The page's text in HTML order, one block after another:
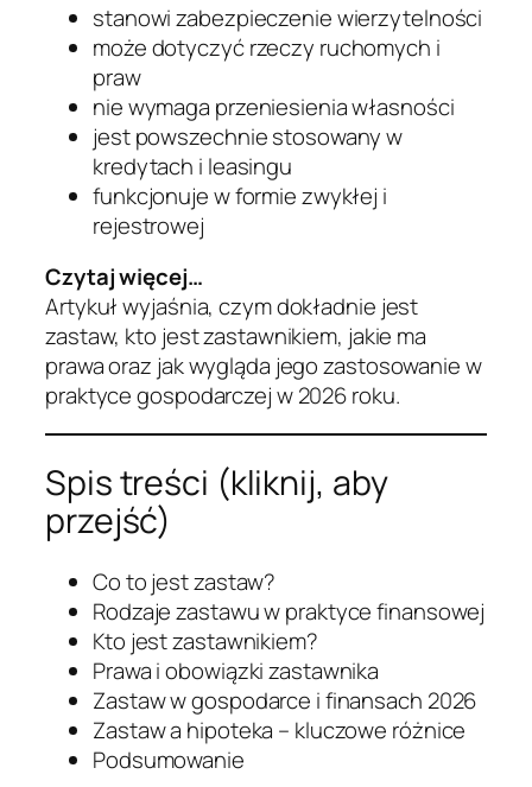
stanowi zabezpieczenie wierzytelności
może dotyczyć rzeczy ruchomych i
praw
nie wymaga przeniesienia własności
jest powszechnie stosowany w
kredytach i leasingu
funkcjonuje w formie zwykłej i
rejestrowej
Czytaj więcej…
Artykuł wyjaśnia, czym dokładnie jest
zastaw, kto jest zastawnikiem, jakie ma
prawa oraz jak wygląda jego zastosowanie w
praktyce gospodarczej w 2026 roku.
Spis treści (kliknij, aby
przejść)
Co to jest zastaw?
Rodzaje zastawu w praktyce finansowej
Kto jest zastawnikiem?
Prawa i obowiązki zastawnika
Zastaw w gospodarce i finansach 2026
Zastaw a hipoteka – kluczowe różnice
Podsumowanie